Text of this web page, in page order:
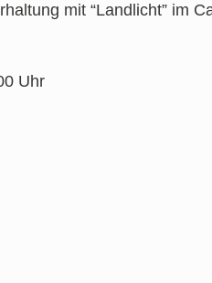
mit “Landlicht” im
Uhr